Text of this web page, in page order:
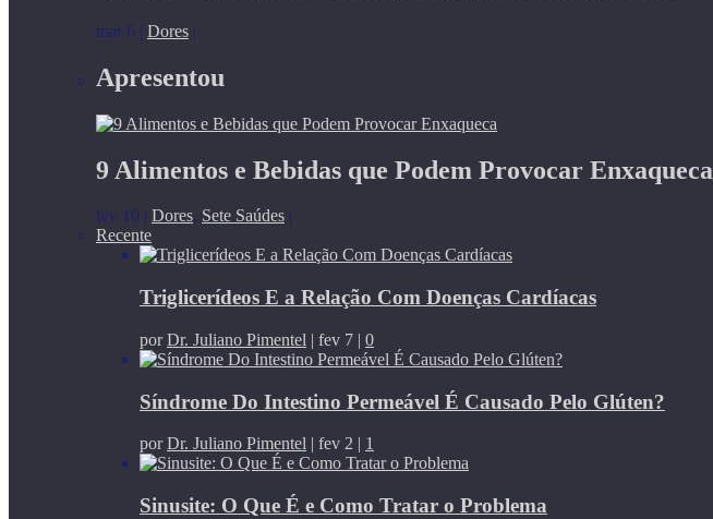
mar 6 | Dores |
Apresentou
9 Alimentos e Bebidas que Podem Provocar Enxaqueca
fev 10 Dores, Sete Saúdes
Recente
Triglicerídeos E a Relação Com Doenças Cardíacas
porDr. Juliano Pimentel | fev 7 | 0
Síndrome Do Intestino Permeável É Causado Pelo Glúten?
porDr. Juliano Pimentel | fev 2 | 1
Sinusite: O Que É e Como Tratar o Problema